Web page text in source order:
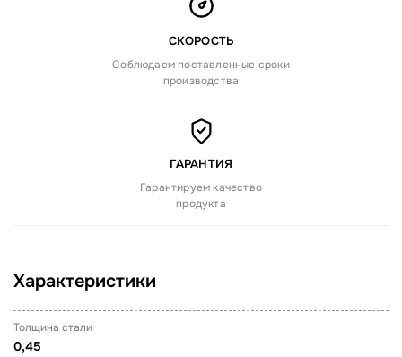
СКОРОСТЬ
Соблюдаем поставленные сроки
производства
ГАРАНТИЯ
Гарантируем качество
продукта
Характеристики
Толщина стали
0,45